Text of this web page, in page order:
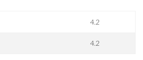
4.2
4.2